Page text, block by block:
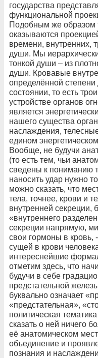
государства
функциональной
Подобным же образом
оказываются
времени, внутренних,
души. Мы
тонкой души – из
души. Кровавые
определённой
состоянии, то есть
устройстве органов
является
нашего существа
наслаждения,
едином
Вообще, не будучи
(то есть тем, чьи
сведены к пониманию
наносить удар нужно
можно сказать, что
тела, точнее, крови и
внутренней секреции,
«внутреннего
секреции напрямую,
свои гормоны в кровь,
сущей в крови
интереснейшие
отметим здесь, что
будучи в себе
предстательной
буквально означает
«предстательная»,
политическая
сказать о ней ничего
её анатомическом
объединение и
познания и